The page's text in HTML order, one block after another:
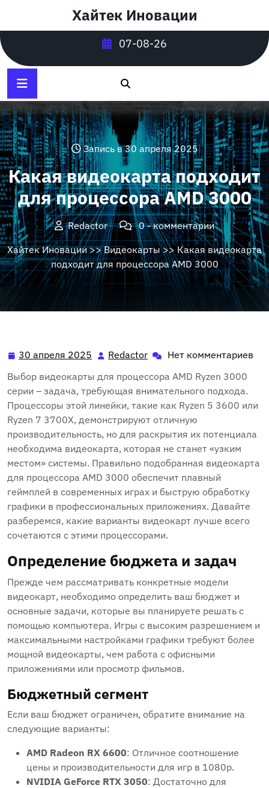
содержимому
Хайтек Иновации
07-08-26
Запись в 30 апреля 2025
Какая видеокарта подходит
для процессора AMD 3000
Redactor
0 - комментарии
Хайтек Иновации>>Видеокарты>> Какая видеокарта
подходит для процессора AMD 3000
30 апреля 2025 30
2025
Redactor Redactor
Нет комментариев
Выбор видеокарты для процессора AMD Ryzen 3000
серии – задача, требующая внимательного подхода.
Процессоры этой линейки, такие как Ryzen 5 3600 или
Ryzen 7 3700X, демонстрируют отличную
производительность, но для раскрытия их потенциала
необходима видеокарта, которая не станет «узким
местом» системы. Правильно подобранная видеокарта
для процессора AMD 3000 обеспечит плавный
геймплей в современных играх и быструю обработку
графики в профессиональных приложениях. Давайте
разберемся, какие варианты видеокарт лучше всего
сочетаются с этими процессорами.
Определение бюджета и задач
Прежде чем рассматривать конкретные модели
видеокарт, необходимо определить ваш бюджет и
основные задачи, которые вы планируете решать с
помощью компьютера. Игры с высоким разрешением и
максимальными настройками графики требуют более
мощной видеокарты, чем работа с офисными
приложениями или просмотр фильмов.
Бюджетный сегмент
Если ваш бюджет ограничен, обратите внимание на
следующие варианты:
AMD Radeon RX 6600: Отличное соотношение
цены и производительности для игр в 1080p.
NVIDIA GeForce RTX 3050: Достаточно для